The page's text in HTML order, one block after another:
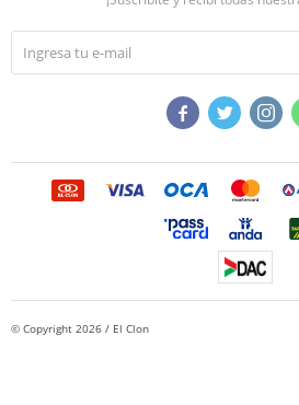
  
© Copyright 2026 / El Clon